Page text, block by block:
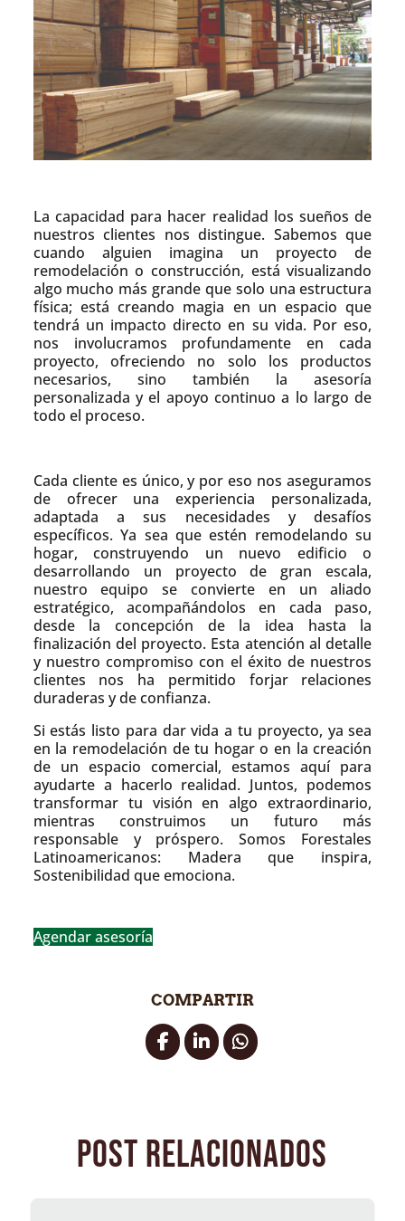
La capacidad para hacer realidad los sueños de
nuestros clientes nos distingue. Sabemos que
cuando alguien imagina un proyecto de
remodelación o construcción, está visualizando
algo mucho más grande que solo una estructura
física; está creando magia en un espacio que
tendrá un impacto directo en su vida. Por eso,
nos involucramos profundamente en cada
proyecto, ofreciendo no solo los productos
necesarios, sino también la asesoría
personalizada y el apoyo continuo a lo largo de
todo el proceso.
Cada cliente es único, y por eso nos aseguramos
de ofrecer una experiencia personalizada,
adaptada a sus necesidades y desafíos
específicos. Ya sea que estén remodelando su
hogar, construyendo un nuevo edificio o
desarrollando un proyecto de gran escala,
nuestro equipo se convierte en un aliado
estratégico, acompañándolos en cada paso,
desde la concepción de la idea hasta la
finalización del proyecto. Esta atención al detalle
y nuestro compromiso con el éxito de nuestros
clientes nos ha permitido forjar relaciones
duraderas y de confianza.
Si estás listo para dar vida a tu proyecto, ya sea
en la remodelación de tu hogar o en la creación
de un espacio comercial, estamos aquí para
ayudarte a hacerlo realidad. Juntos, podemos
transformar tu visión en algo extraordinario,
mientras construimos un futuro más
responsable y próspero. Somos Forestales
Latinoamericanos: Madera que inspira,
Sostenibilidad que emociona.
Agendar asesoría
COMPARTIR
post relacionados